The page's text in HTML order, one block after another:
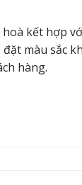
kết hợp
màu sắc
hàng.